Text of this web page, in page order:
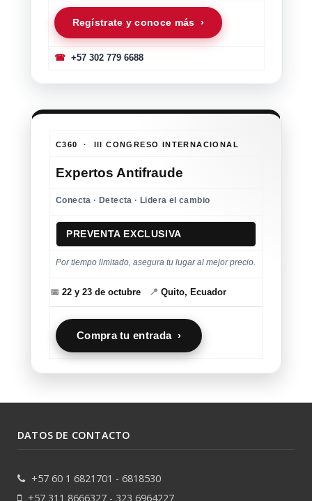
Regístrate y conoce más ›
☎+57 302 779 6688
C360 · III CONGRESO INTERNACIONAL
Expertos Antifraude
Conecta · Detecta · Lidera el cambio
PREVENTA EXCLUSIVA
Por tiempo limitado, asegura tu lugar al mejor precio.
📅 22 y 23 de octubre 📍 Quito, Ecuador
Compra tu entrada ›
DATOS DE CONTACTO
+57 60 1 6821701 - 6818530
+57 311 8666327 - 323 6964227